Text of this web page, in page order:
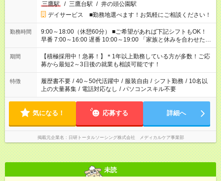
三鷹駅
/ 三鷹台駅 / 井の頭公園駅
デイサービス ■勤務地選べます！お気軽にご相談ください！
勤務時間
9:00～18:00（休憩60分） ■ご希望があれば下記シフトもOK！
早番 7:00～16:00 遅番 10:00～19:00 「家族と休みを合わせた
い」 「余裕を持って夕飯の準備がしたい」 「できれば残業はし
たくない」 など、ご希望を教えてくださいね。 ※Wワーク希望
の方へ 今ご覧のお仕事で希望する勤務時間と、もう1つのお仕事
の勤務時間。 合計で週40時間を超える場合は応募できません。
期間
【積極採用中！急募！】＊1年以上勤務している方が多数！ご応
募から最短2～3日後の就業も相談可能です！
特徴 履歴書不要 / 40～50代活躍中 / 服装自由 / シフト勤務 / 10名以
上の大量募集 / 電話対応なし / パソコンスキル不要
気になる！ 応募する 詳細へ
掲載元企業名 日研トータルソーシング株式会社 メディカルケア事業部
未読